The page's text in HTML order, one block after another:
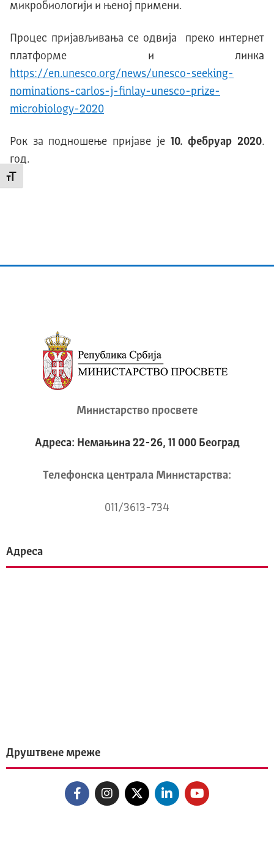
Промени величину слова
микробиологији и њеној примени.
Процес пријављивања се одвија преко интернет
платформе и линка
https://en.unesco.org/news/unesco-seeking-
nominations-carlos-j-finlay-unesco-prize-
microbiology-2020
Рок за подношење пријаве је 10.фебруар 2020.
год.
Министарство просвете
Адреса: Немањина 22-26, 11 000 Београд
Телeфонска централа Mинистарства:
011/3613-734
Адреса
Друштвене мреже